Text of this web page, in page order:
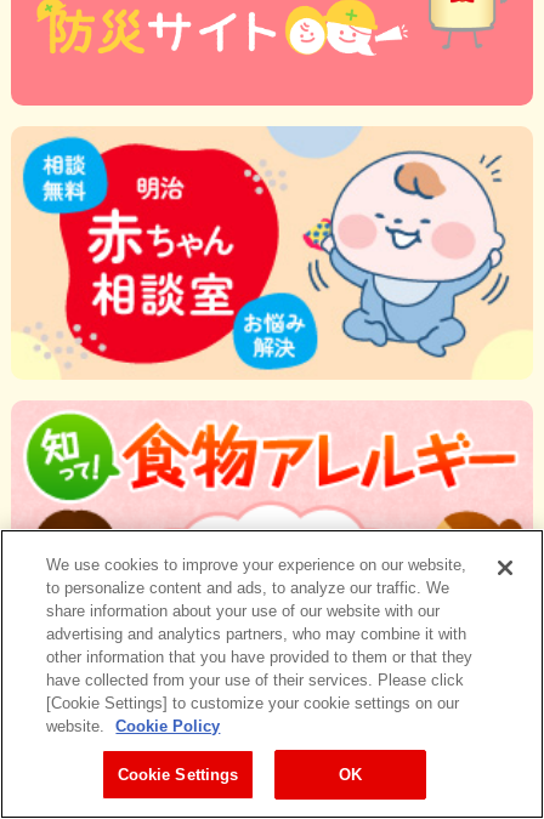
We use cookies to improve your experience on our website,
to personalize content and ads, to analyze our traffic. We
share information about your use of our website with our
advertising and analytics partners, who may combine it with
other information that you have provided to them or that they
have collected from your use of their services. Please click
[Cookie Settings] to customize your cookie settings on our
website.
Cookie Policy
Cookie Settings OK